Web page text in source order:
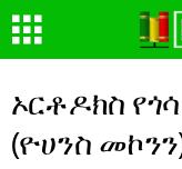
ኦርቶዶክስ
(ዮሀንስ